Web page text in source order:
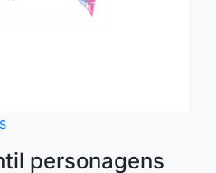
personagens